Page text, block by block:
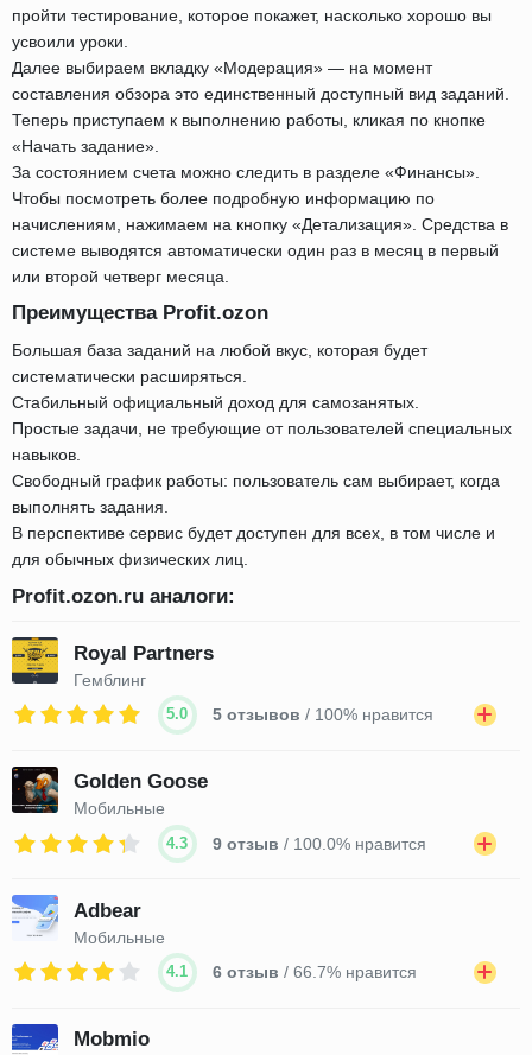
пройти тестирование, которое покажет, насколько хорошо вы
усвоили уроки.
Далее выбираем вкладку «Модерация» — на момент
составления обзора это единственный доступный вид заданий.
Теперь приступаем к выполнению работы, кликая по кнопке
«Начать задание».
За состоянием счета можно следить в разделе «Финансы».
Чтобы посмотреть более подробную информацию по
начислениям, нажимаем на кнопку «Детализация». Средства в
системе выводятся автоматически один раз в месяц в первый
или второй четверг месяца.
Преимущества Profit.ozon
Большая база заданий на любой вкус, которая будет
систематически расширяться.
Стабильный официальный доход для самозанятых.
Простые задачи, не требующие от пользователей специальных
навыков.
Свободный график работы: пользователь сам выбирает, когда
выполнять задания.
В перспективе сервис будет доступен для всех, в том числе и
для обычных физических лиц.
Profit.ozon.ru аналоги:
Royal Partners
Гемблинг
5.0 5 отзывов / 100% нравится
Golden Goose
Мобильные
4.3 9 отзыв / 100.0% нравится
Adbear
Мобильные
4.1 6 отзыв / 66.7% нравится
Mobmio